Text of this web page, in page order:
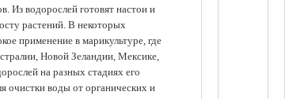
Из водорослей готовят настои и
растений. В некоторых
применение в марикультуре, где
Новой Зеландии, Мексике,
на разных стадиях его
очистки воды от органических и